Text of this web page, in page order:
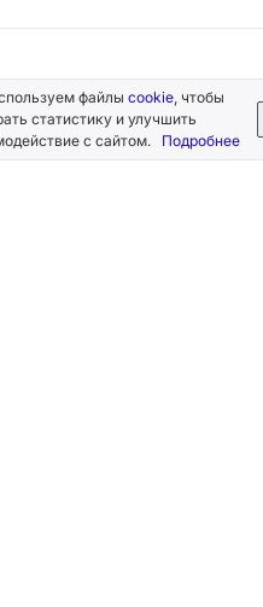
файлы cookie, чтобы
статистику и улучшить
с сайтом. Подробнее